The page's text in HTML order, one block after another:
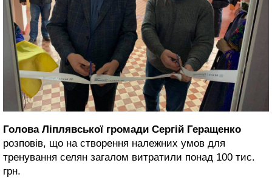
Голова Ліплявської громади Сергій Геращенко
розповів, що на створення належних умов для
тренування селян загалом витратили понад 100 тис.
грн.